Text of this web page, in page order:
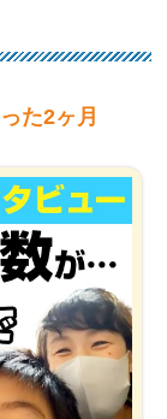
た2ヶ月